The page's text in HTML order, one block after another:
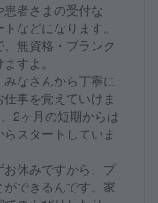
患者さまの受付な
などになります。
無資格・ブランク
すよ。
なさんから丁寧に
事を覚えていけま
2ヶ月の短期からは
スタートしていま
お休みですから、プ
できるんです。家